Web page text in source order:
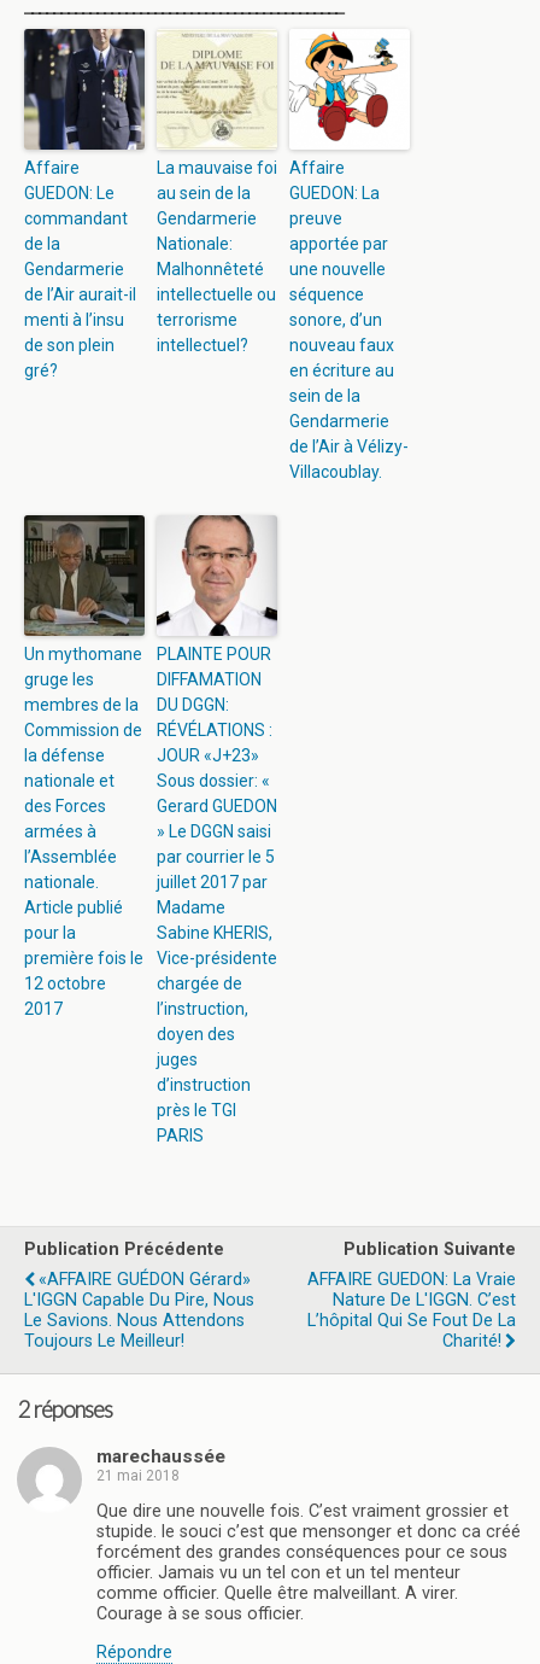
Affaire
GUEDON: Le
commandant
de la
Gendarmerie
de l’Air aurait-il
menti à l’insu
de son plein
gré?
La mauvaise foi
au sein de la
Gendarmerie
Nationale:
Malhonnêteté
intellectuelle ou
terrorisme
intellectuel?
Affaire
GUEDON: La
preuve
apportée par
une nouvelle
séquence
sonore, d’un
nouveau faux
en écriture au
sein de la
Gendarmerie
de l’Air à Vélizy-
Villacoublay.
Un mythomane
gruge les
membres de la
Commission de
la défense
nationale et
des Forces
armées à
l’Assemblée
nationale.
Article publié
pour la
première fois le
12 octobre
2017
PLAINTE POUR
DIFFAMATION
DU DGGN:
RÉVÉLATIONS :
JOUR «J+23»
Sous dossier: «
Gerard GUEDON
» Le DGGN saisi
par courrier le 5
juillet 2017 par
Madame
Sabine KHERIS,
Vice-présidente
chargée de
l’instruction,
doyen des
juges
d’instruction
près le TGI
PARIS
Publication Précédente
«AFFAIRE GUÉDON Gérard»
L'IGGN Capable Du Pire, Nous
Le Savions. Nous Attendons
Toujours Le Meilleur!
Publication Suivante
AFFAIRE GUEDON: La Vraie
Nature De L'IGGN. C’est
L’hôpital Qui Se Fout De La
Charité!
2 réponses
marechaussée
21 mai 2018
Que dire une nouvelle fois. C’est vraiment grossier et
stupide. le souci c’est que mensonger et donc ca créé
forcément des grandes conséquences pour ce sous
officier. Jamais vu un tel con et un tel menteur
comme officier. Quelle être malveillant. A virer.
Courage à se sous officier.
Répondre